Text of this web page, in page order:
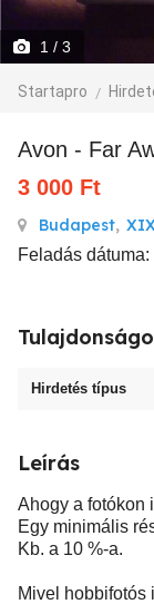
1 / 3
Startapro
Avon - Far
3 000 Ft
Budapest,
Feladás
Hirdetés típus
Leírás
Ahogy a fotókon
Egy minimális
Kb. a 10 %-a.
Mivel hobbifotós